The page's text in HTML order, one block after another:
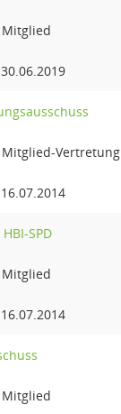
Mitglied
Mitglied-Vertretung
SPD
Mitglied
Mitglied